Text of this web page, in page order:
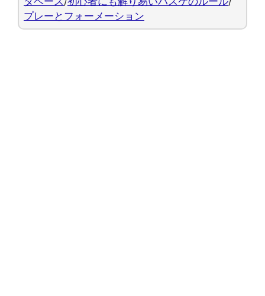
プレーとフォーメーション